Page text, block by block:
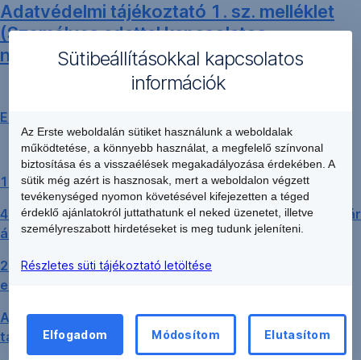
Adatvédelmi tájékoztató 1. sz. melléklet
(Személyes adattal kapcsolatos
nyilatkozat)
Erste Lakástakarék Zrt. Archív Üzletszabályzatai
1996. évi CXIII. törvény a lakástakarékpénztárakról
47/1997. (III. 12.) Korm. rendelet a lakás-takarékpénztár
általános szerződési feltételeiről
215/1996. (XII. 23.) Korm. rendelet a lakás-
előtakarékosság állami támogatásáról
Az ERSTE BANK HUNGARY ZRT. bankcsoportjába
tartozó jogalanyok
Sütibeállításokkal kapcsolatos
információk
Az Erste weboldalán sütiket használunk a weboldalak
működtetése, a könnyebb használat, a megfelelő színvonal
biztosítása és a visszaélések megakadályozása érdekében. A
sütik még azért is hasznosak, mert a weboldalon végzett
tevékenységed nyomon követésével kifejezetten a téged
érdeklő ajánlatokról juttathatunk el neked üzenetet, illetve
személyreszabott hirdetéseket is meg tudunk jeleníteni.
Részletes süti tájékoztató letöltése
Elfogadom Módosítom Elutasítom